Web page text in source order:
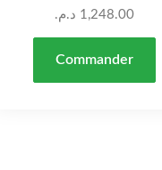
1,248.00 د.م.
Commander